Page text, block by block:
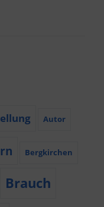
Autor
Bergkirchen
Brauch